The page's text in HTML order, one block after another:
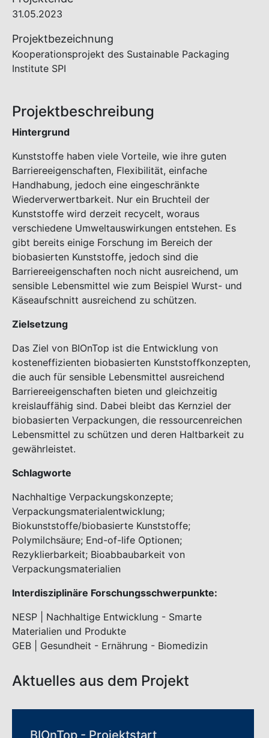
31.05.2023
Projektbezeichnung
Kooperationsprojekt des Sustainable Packaging
Institute SPI
Projektbeschreibung
Hintergrund
Kunststoffe haben viele Vorteile, wie ihre guten
Barriereeigenschaften, Flexibilität, einfache
Handhabung, jedoch eine eingeschränkte
Wiederverwertbarkeit. Nur ein Bruchteil der
Kunststoffe wird derzeit recycelt, woraus
verschiedene Umweltauswirkungen entstehen. Es
gibt bereits einige Forschung im Bereich der
biobasierten Kunststoffe, jedoch sind die
Barriereeigenschaften noch nicht ausreichend, um
sensible Lebensmittel wie zum Beispiel Wurst- und
Käseaufschnitt ausreichend zu schützen.
Zielsetzung
Das Ziel von BIOnTop ist die Entwicklung von
kosteneffizienten biobasierten Kunststoffkonzepten,
die auch für sensible Lebensmittel ausreichend
Barriereeigenschaften bieten und gleichzeitig
kreislauffähig sind. Dabei bleibt das Kernziel der
biobasierten Verpackungen, die ressourcenreichen
Lebensmittel zu schützen und deren Haltbarkeit zu
gewährleistet.
Schlagworte
Nachhaltige Verpackungskonzepte;
Verpackungsmaterialentwicklung;
Biokunststoffe/biobasierte Kunststoffe;
Polymilchsäure; End-of-life Optionen;
Rezyklierbarkeit; Bioabbaubarkeit von
Verpackungsmaterialien
Interdisziplinäre Forschungsschwerpunkte:
NESP | Nachhaltige Entwicklung - Smarte
Materialien und Produkte
GEB | Gesundheit - Ernährung - Biomedizin
Aktuelles aus dem Projekt
BIOnTop - Projektstart